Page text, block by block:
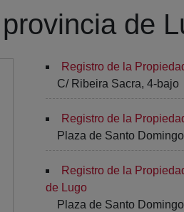
de
Registro de la
C/ Ribeira Sacra, 4-bajo
Registro de la
Plaza de Santo
Registro de la
de Lugo
Plaza de Santo